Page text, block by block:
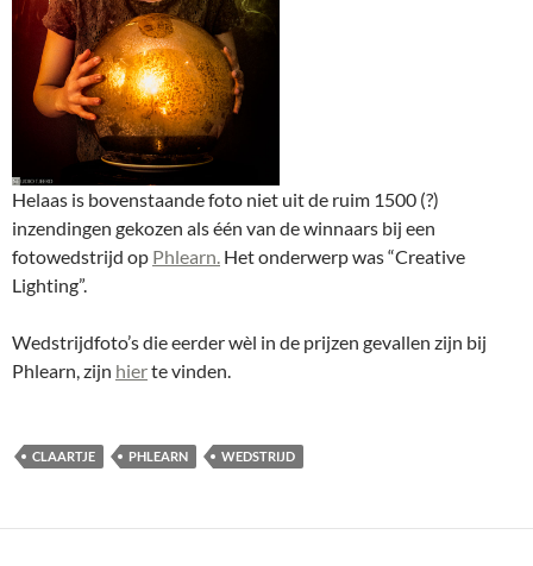
Helaas is bovenstaande foto niet uit de ruim 1500 (?)
inzendingen gekozen als één van de winnaars bij een
fotowedstrijd op Phlearn. Het onderwerp was “Creative
Lighting”.
Wedstrijdfoto’s die eerder wèl in de prijzen gevallen zijn bij
Phlearn, zijn hierte vinden.
CLAARTJE PHLEARN WEDSTRIJD